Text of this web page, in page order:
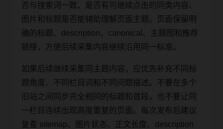
否与搜索词一致、是否有可继续点击的同类内容、
图片和标题是否能辅助理解页面主题。页面保留明
确的标题、description、canonical、主题图和推荐
链接，方便后续采集内容继续沿用同一标准。
如果后续继续采集同主题内容，应优先补充不同标
题角度、不同栏目词和不同问题描述。不要在多个
旧站之间同步完全相同的标题和首段，也不要让同
一栏目连续出现高度重复的页面。每次发布后建议
复查 sitemap、图片状态、正文长度、description